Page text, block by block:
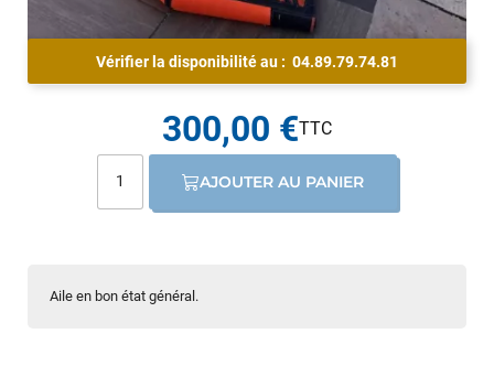
Aile en bon état général.
Vérifier la disponibilité au : 04.89.79.74.81
300,00 €
AJOUTER AU PANIER